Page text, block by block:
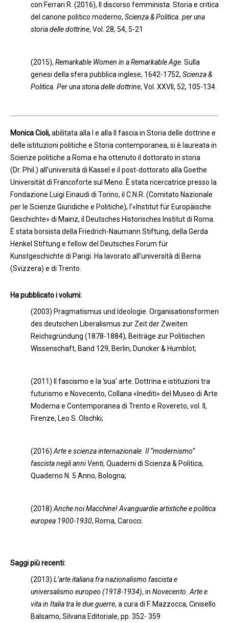
con Ferrari R. (2016), Il discorso femminista. Storia e critica
del canone politico moderno, Scienza & Politica. per una
storia delle dottrine, Vol. 28, 54, 5-21
(2015), Remarkable Women in a Remarkable Age. Sulla
genesi della sfera pubblica inglese, 1642-1752, Scienza &
Politica. Per una storia delle dottrine, Vol. XXVII, 52, 105-134.
Monica Cioli,abilitata alla I e alla II fascia in Storia delle dottrine e
delle istituzioni politiche e Storia contemporanea, si è laureata in
Scienze politiche a Roma e ha ottenuto il dottorato in storia
(Dr. Phil.) all’università di Kassel e il post-dottorato alla Goethe
Universität di Francoforte sul Meno. È stata ricercatrice presso la
Fondazione Luigi Einaudi di Torino, il C.N.R. (Comitato Nazionale
per le Scienze Giuridiche e Politiche), l’«Institut für Europäische
Geschichte» di Mainz, il Deutsches Historisches Institut di Roma.
È stata borsista della Friedrich-Naumann Stiftung, della Gerda
Henkel Stiftung e fellow del Deutsches Forum für
Kunstgeschichte di Parigi. Ha lavorato all’università di Berna
(Svizzera) e di Trento.
Ha pubblicato i volumi:
(2003) Pragmatismus und Ideologie. Organisationsformen
des deutschen Liberalismus zur Zeit der Zweiten
Reichsgründung (1878-1884), Beiträge zur Politischen
Wissenschaft, Band 129, Berlin, Duncker & Humblot;
(2011) Il fascismo e la ‘sua’ arte. Dottrina e istituzioni tra
futurismo e Novecento, Collana «Inediti» del Museo di Arte
Moderna e Contemporanea di Trento e Rovereto, vol. II,
Firenze, Leo S. Olschki;
(2016) Arte e scienza internazionale. Il “modernismo”
fascista negli anni Venti, Quaderni di Scienza & Politica,
Quaderno N. 5 Anno, Bologna;
(2018) Anche noi Macchine! Avanguardie artistiche e politica
europea 1900-1930, Roma, Carocci.
Saggi più recenti:
(2013) L’arte italiana fra nazionalismo fascista e
universalismo europeo (1918-1934), in Novecento. Arte e
vita in Italia tra le due guerre, a cura di F. Mazzocca, Cinisello
Balsamo, Silvana Editoriale, pp. 352- 359